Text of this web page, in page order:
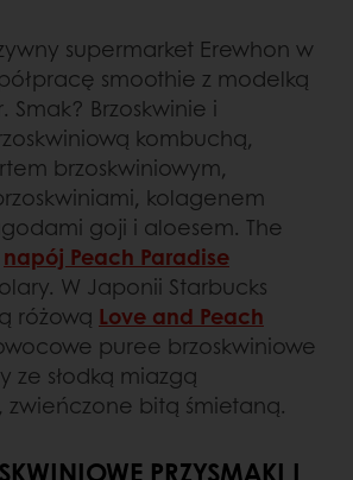
supermarket Erewhon w
smoothie z modelką
Smak? Brzoskwinie i
kombuchą,
brzoskwiniowym,
kolagenem
goji i aloesem. The
napój Peach Paradise
W Japonii Starbucks
różową Love and Peach
puree brzoskwiniowe
ze słodką miazgą
zwieńczone bitą śmietaną.
PRZYSMAKI I